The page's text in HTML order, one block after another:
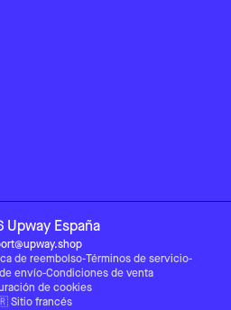
Upway España
de reembolso-Términos de servicio-
envío-Condiciones de venta
de cookies
Sitio francés